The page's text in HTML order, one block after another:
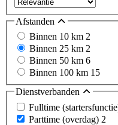
Afstanden
Binnen 10 km 2
Binnen 25 km 2
Binnen 50 km 6
Binnen 100 km 15
Dienstverbanden
Fulltime
Parttime (overdag) 2